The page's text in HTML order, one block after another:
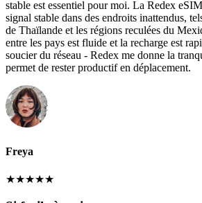
stable est essentiel pour moi. La Redex
signal stable dans des endroits inattendus,
de Thaïlande et les régions reculées du
entre les pays est fluide et la recharge est
soucier du réseau - Redex me donne la
permet de rester productif en déplacement.
Freya
★★★★★